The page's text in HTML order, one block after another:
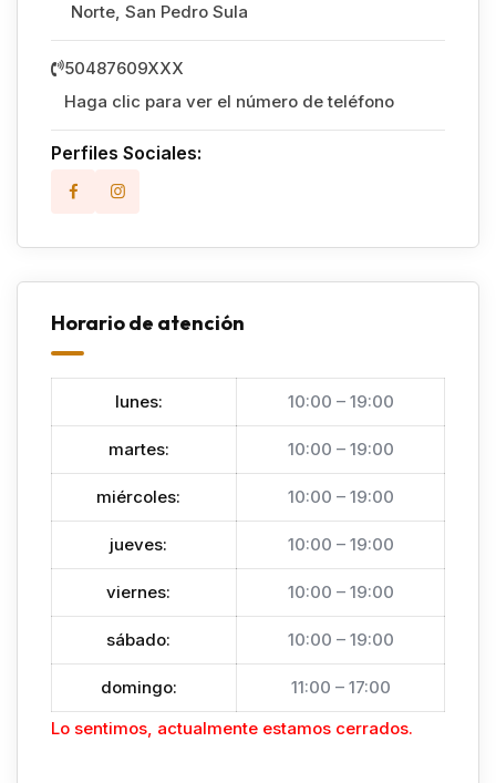
Norte, San Pedro Sula
50487609XXX
Haga clic para ver el número de teléfono
Perfiles Sociales:
Horario de atención
lunes: 10:00 – 19:00
martes: 10:00 – 19:00
miércoles: 10:00 – 19:00
jueves: 10:00 – 19:00
viernes: 10:00 – 19:00
sábado: 10:00 – 19:00
domingo:
11:00 – 17:00
Lo sentimos, actualmente estamos cerrados.